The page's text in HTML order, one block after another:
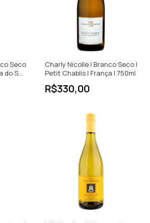
Seco
Sul
Charly Nicolle | Branco Seco |
Petit Chablis | França | 750ml
R$330,00